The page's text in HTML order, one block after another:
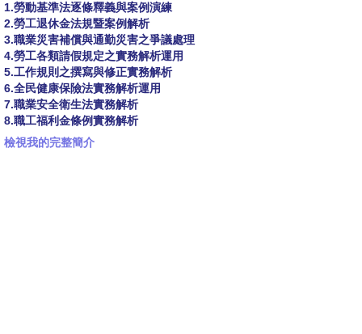
1.勞動基準法逐條釋義與案例演練
2.勞工退休金法規暨案例解析
3.職業災害補償與通勤災害之爭議處理
4.勞工各類請假規定之實務解析運用
5.工作規則之撰寫與修正實務解析
6.全民健康保險法實務解析運用
7.職業安全衛生法實務解析
8.職工福利金條例實務解析
檢視我的完整簡介